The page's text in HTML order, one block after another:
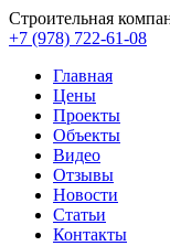
Строительная
+7 (978) 722-61-08
Главная
Цены
Проекты
Объекты
Видео
Отзывы
Новости
Статьи
Контакты